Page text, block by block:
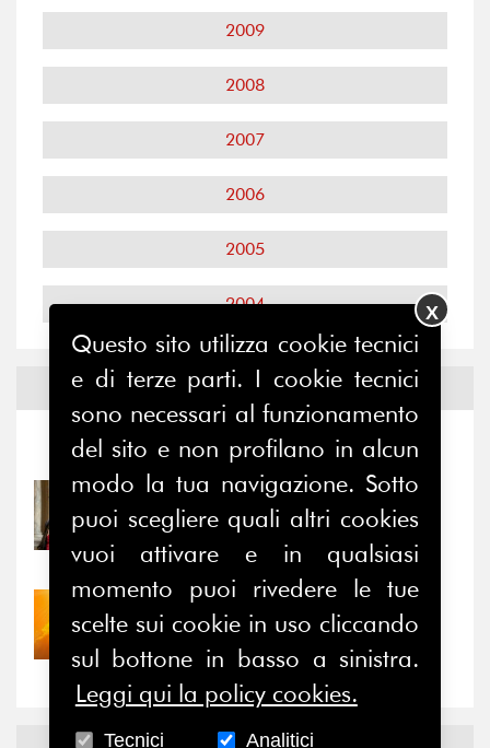
2009
2008
2007
2006
2005
2004
Notizie ed Eventi
Notizie-Eventi
Prima della pausa estiva,
il valore di...
30/07/2026
Nove anni dopo la
“grande cecità”: la...
Questo sito utilizza cookie tecnici
e di terze parti. I cookie tecnici
sono necessari al funzionamento
del sito e non profilano in alcun
modo la tua navigazione. Sotto
puoi scegliere quali altri cookies
vuoi attivare e in qualsiasi
momento puoi rivedere le tue
scelte sui cookie in uso cliccando
sul bottone in basso a sinistra.
Leggi qui la policy cookies.
Tecnici Analitici
X